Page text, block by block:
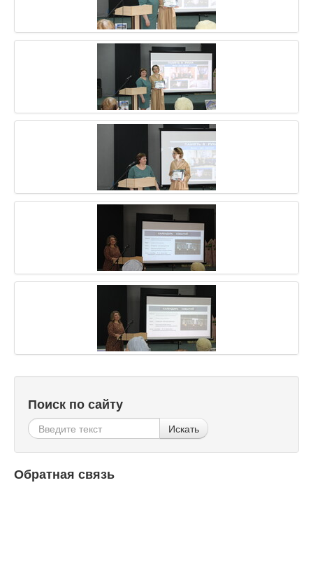
Поиск по сайту
Искать
Обратная связь